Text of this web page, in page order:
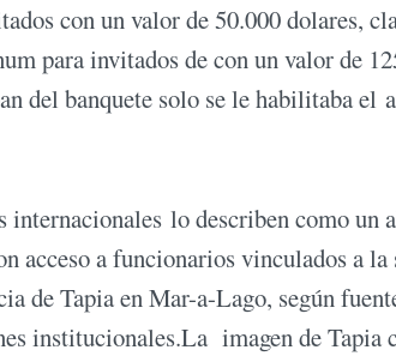
con un valor de 50.000 dolares,
para invitados de con un valor de
del banquete solo se le habilitaba el
internacionales lo describen como un
acceso a funcionarios vinculados a
de Tapia en Mar-a-Lago, según
institucionales.La imagen de Tapia